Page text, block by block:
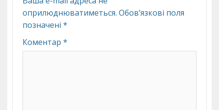
оприлюднюватиметься. Обов’язкові поля
позначені *
Коментар *